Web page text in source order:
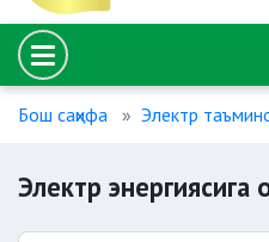
Бош саҳифа Электр
Электр энергиясига